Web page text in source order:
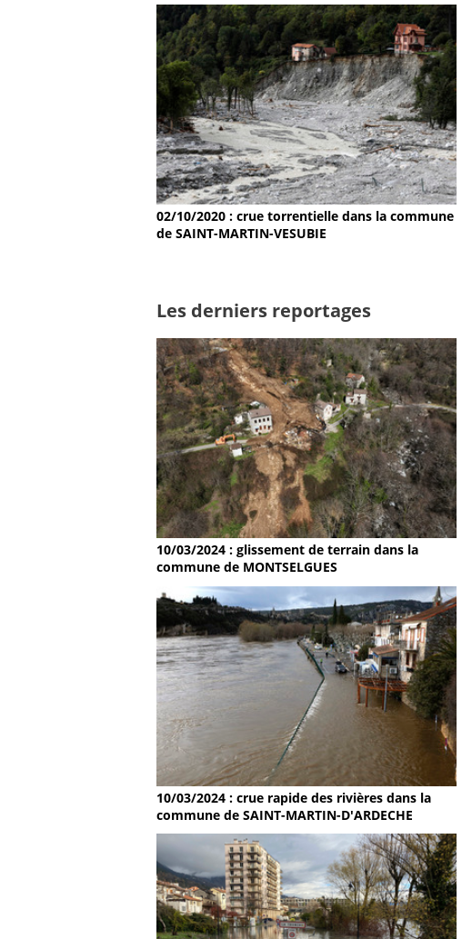
02/10/2020 : crue torrentielle dans la commune
de SAINT-MARTIN-VESUBIE
Les derniers reportages
10/03/2024 : glissement de terrain dans la
commune de MONTSELGUES
10/03/2024 : crue rapide des rivières dans la
commune de SAINT-MARTIN-D'ARDECHE